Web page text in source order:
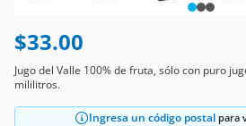
$33.00
Jugo del Valle 100% de fruta, sólo con puro
mililitros.
Ingresa un código postal para